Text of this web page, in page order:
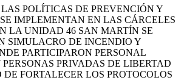
POLÍTICAS DE PREVENCIÓN Y
IMPLEMENTAN EN LAS CÁRCELES
LA UNIDAD 46 SAN MARTÍN SE
SIMULACRO DE INCENDIO Y
PARTICIPARON PERSONAL
PRIVADAS DE LIBERTAD
FORTALECER LOS PROTOCOLOS